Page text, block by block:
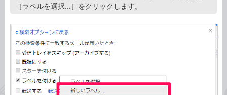
［ラベルを選択...］をクリックします。